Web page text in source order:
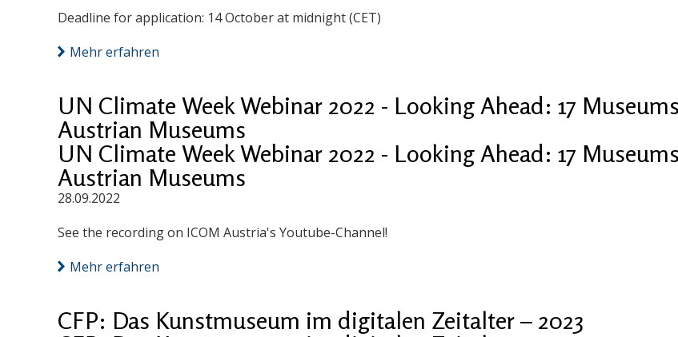
Deadline for application: 14 October at midnight (CET)
Mehr erfahren
UN Climate Week Webinar 2022 - Looking Ahead: 17
Austrian Museums
UN Climate Week Webinar 2022 - Looking Ahead: 17
Austrian Museums
28.09.2022
See the recording on ICOM Austria's Youtube-Channel!
Mehr erfahren
CFP: Das Kunstmuseum im digitalen Zeitalter – 2023